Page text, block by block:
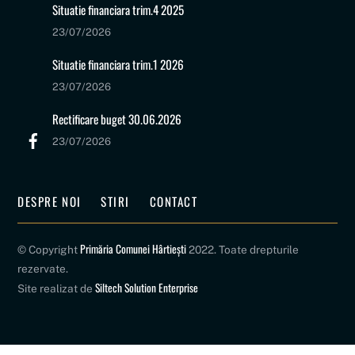
Situatie financiara trim.4 2025
23/07/2026
Situatie financiara trim.1 2026
23/07/2026
Rectificare buget 30.06.2026
23/07/2026
DESPRE NOI STIRI CONTACT
© Copyright Primăria Comunei Hârtiești2022. Toate drepturile
rezervate.
Site realizat deSiltech Solution Enterprise